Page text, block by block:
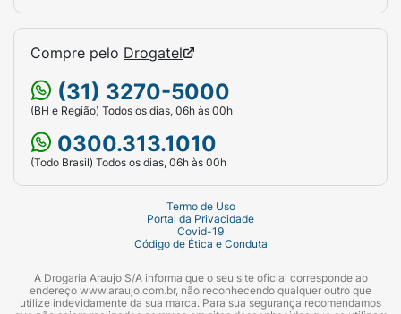
Compre pelo Drogatel
(31) 3270-5000
(BH e Região) Todos os dias, 06h às 00h
0300.313.1010
(Todo Brasil) Todos os dias, 06h às 00h
Termo de Uso
Portal da Privacidade
Covid-19
Código de Ética e Conduta
A Drogaria Araujo S/A informa que o seu site oficial corresponde ao
endereço www.araujo.com.br, não reconhecendo qualquer outro que
utilize indevidamente da sua marca. Para sua segurança recomendamos